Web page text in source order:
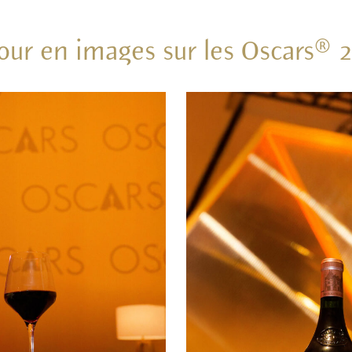
en images sur les Oscars®